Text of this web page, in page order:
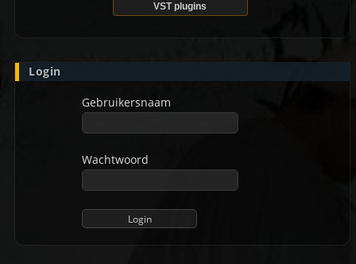
VST plugins
Login
Gebruikersnaam
Wachtwoord